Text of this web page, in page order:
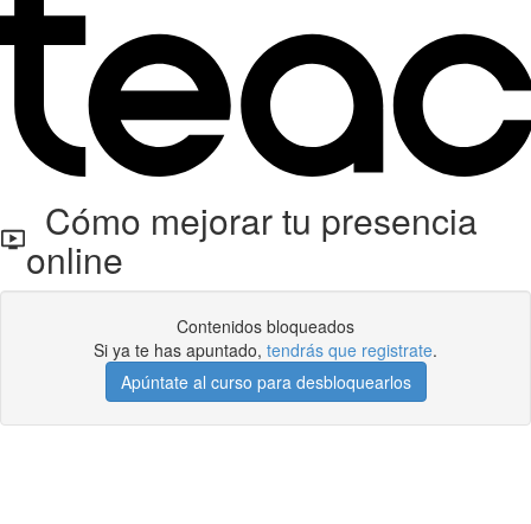
Cómo mejorar tu presencia
online
Contenidos bloqueados
Si ya te has apuntado, tendrás que registrate.
Apúntate al curso para desbloquearlos